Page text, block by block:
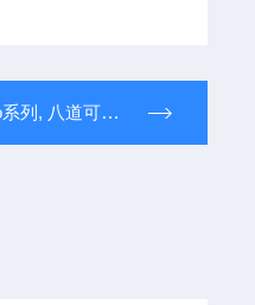
移液器，10-100ul